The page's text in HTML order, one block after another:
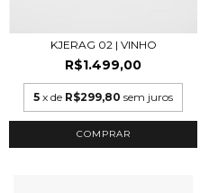
KJERAG 02 | VINHO
R$1.499,00
5 x de R$299,80 sem juros
COMPRAR